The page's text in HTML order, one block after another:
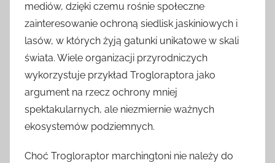
mediów, dzięki czemu rośnie społeczne
zainteresowanie ochroną siedlisk jaskiniowych i
lasów, w których żyją gatunki unikatowe w skali
świata. Wiele organizacji przyrodniczych
wykorzystuje przykład Trogloraptora jako
argument na rzecz ochrony mniej
spektakularnych, ale niezmiernie ważnych
ekosystemów podziemnych.
Choć Trogloraptor marchingtoni nie należy do